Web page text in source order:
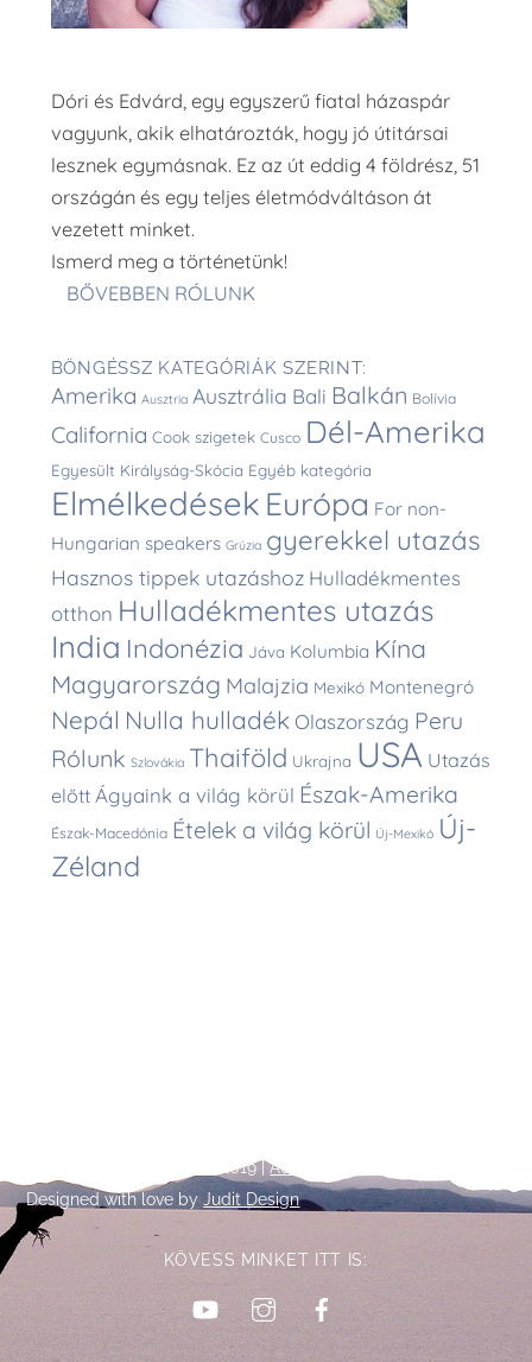
Dóri és Edvárd, egy egyszerű fiatal házaspár
vagyunk, akik elhatározták, hogy jó útitársai
lesznek egymásnak. Ez az út eddig 4 földrész, 51
országán és egy teljes életmódváltáson át
vezetett minket.
Ismerd meg a történetünk!
BŐVEBBEN RÓLUNK
BÖNGÉSSZ KATEGÓRIÁK SZERINT:
Amerika Ausztria Ausztrália Bali Balkán Bolívia
California Cook szigetek Cusco Dél-Amerika
Egyesült Királyság-Skócia Egyéb kategória
Elmélkedések Európa For non-
Hungarian speakers Grúzia gyerekkel utazás
Hasznos tippek utazáshoz Hulladékmentes
otthon Hulladékmentes utazás
India Indonézia Jáva Kolumbia Kína
Magyarország Malajzia Mexikó Montenegró
Nepál Nulla hulladék Olaszország Peru
Rólunk Szlovákia Thaiföld Ukrajna USA Utazás
előtt Ágyaink a világ körül Észak-Amerika
Észak-Macedónia Ételek a világ körül Új-Mexikó Új-
Zéland
To
2019 |Adatkezelési tájékoztató
Designed with love byJudit Design
KÖVESS MINKET ITT IS:
YouTubeInstagram